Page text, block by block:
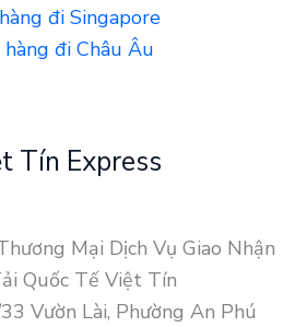
đi Singapore
hàng đi Châu Âu
Tín Express
Mại Dịch Vụ Giao Nhận
Quốc Tế Việt Tín
Vườn Lài, Phường An Phú